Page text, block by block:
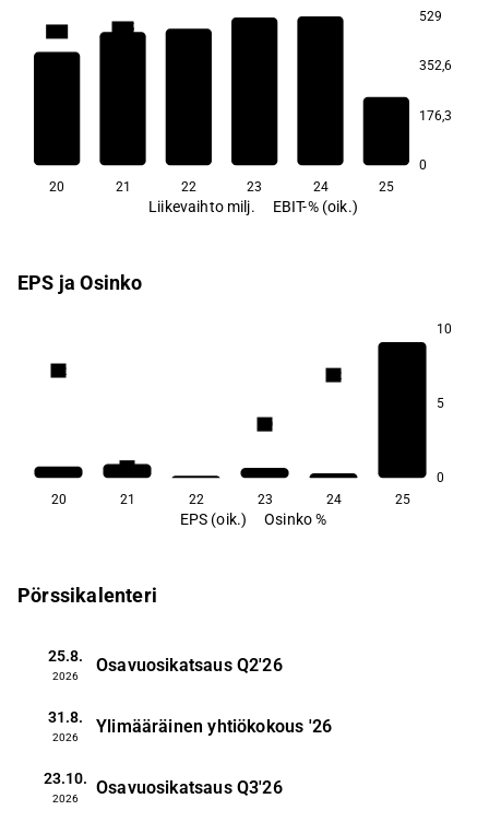
529
352,6
176,3
0
14,5
20 21 22 23 24 25
Liikevaihto milj. EBIT-% (oik.)
EPS ja Osinko
10
5
0
2,2
1,6
1,9
2,2
20 21 22 23 24 25
EPS (oik.) Osinko %
Pörssikalenteri
25.8.
2026
Osavuosikatsaus Q2'26
31.8.
2026
Ylimääräinen yhtiökokous '26
23.10.
2026
Osavuosikatsaus Q3'26